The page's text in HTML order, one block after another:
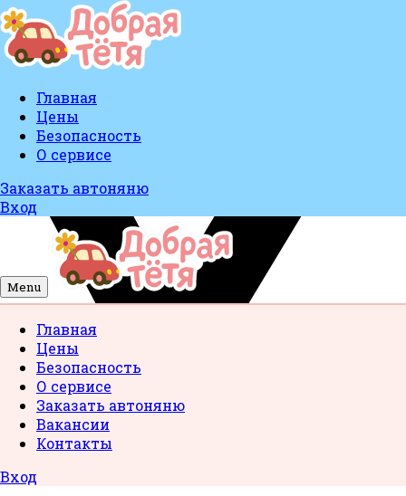
Главная
Цены
Безопасность
О сервисе
Заказать автоняню
Вход
Menu
Главная
Цены
Безопасность
О сервисе
Заказать автоняню
Вакансии
Контакты
Вход